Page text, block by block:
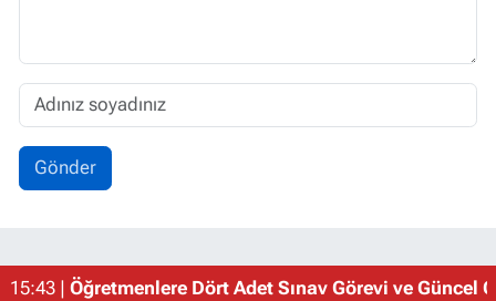
Gönder
15:43 | Öğretmenlere Dört Adet Sınav Görevi ve Güncel